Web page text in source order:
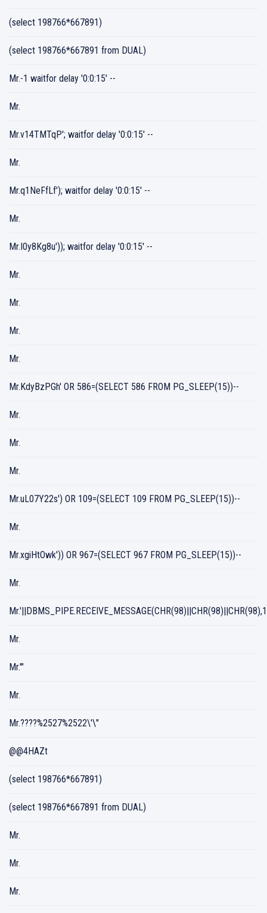
(select 198766*667891)
(select 198766*667891 from DUAL)
Mr.-1 waitfor delay '0:0:15' --
Mr.
Mr.v14TMTqP'; waitfor delay '0:0:15' --
Mr.
Mr.q1NeFfLf'); waitfor delay '0:0:15' --
Mr.
Mr.I0y8Kg8u')); waitfor delay '0:0:15' --
Mr.
Mr.
Mr.
Mr.
Mr.KdyBzPGh' OR 586=(SELECT 586 FROM PG_SLEEP(15))--
Mr.
Mr.
Mr.
Mr.uL07Y22s') OR 109=(SELECT 109 FROM PG_SLEEP(15))--
Mr.
Mr.xgiHtOwk')) OR 967=(SELECT 967 FROM PG_SLEEP(15))--
Mr.
Mr.
Mr.'"
Mr.
Mr.????%2527%2522\'\"
@@4HAZt
(select 198766*667891)
(select 198766*667891 from DUAL)
Mr.
Mr.
Mr.